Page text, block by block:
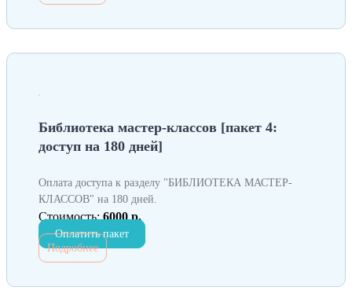
Библиотека мастер-классов [пакет 4:
доступ на 180 дней]
Оплата доступа к разделу "БИБЛИОТЕКА МАСТЕР-
КЛАССОВ" на 180 дней.
Стоимость: 6000 р.
Оплатить пакет
Подробнее